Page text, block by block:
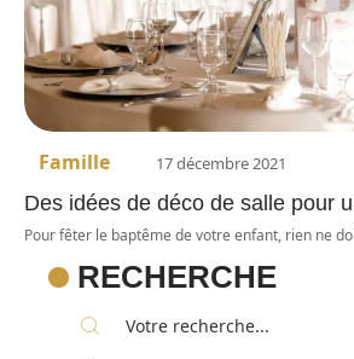
Famille 17 décembre 2021
Des idées de déco de salle pour
Pour fêter le baptême de votre enfant, rien ne
RECHERCHE